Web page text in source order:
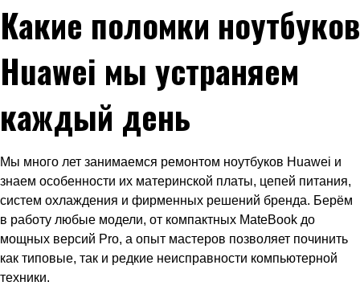
Какие поломки ноутбуков
Huawei мы устраняем
каждый день
Мы много лет занимаемся ремонтом ноутбуков Huawei и
знаем особенности их материнской платы, цепей питания,
систем охлаждения и фирменных решений бренда. Берём
в работу любые модели, от компактных MateBook до
мощных версий Pro, а опыт мастеров позволяет починить
как типовые, так и редкие неисправности компьютерной
техники.